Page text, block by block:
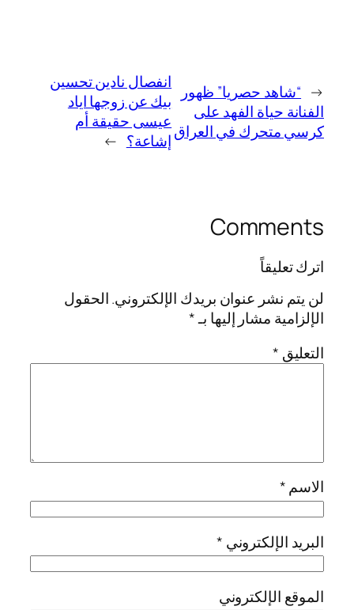
← “شاهد حصريا” ظهور
الفنانة حياة الفهد على
كرسي متحرك في العراق
انفصال نادين تحسين
بيك عن زوجها اياد
عيسى حقيقة أم
إشاعة؟ →
Comments
اترك تعليقاً
لن يتم نشر عنوان بريدك الإلكتروني.الحقول
الإلزامية مشار إليها بـ*
التعليق *
الاسم*
البريد الإلكتروني *
الموقع الإلكتروني